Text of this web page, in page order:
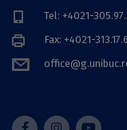
Tel: +4021-
Fax: +4021-